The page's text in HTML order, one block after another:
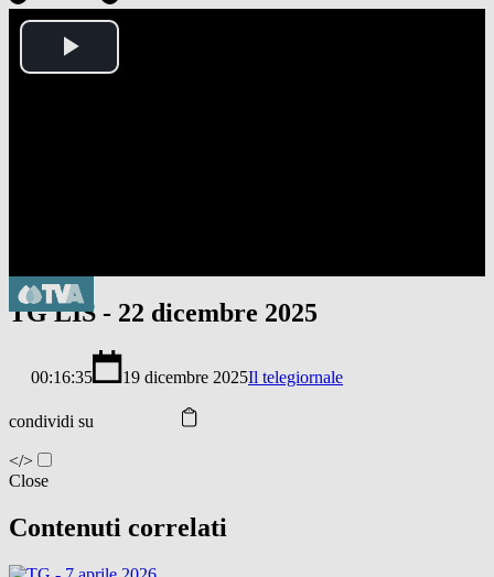
Play
TG LIS - 22 dicembre 2025
00:16:35 19 dicembre 2025Il telegiornale
condividi su
</>
Close
Contenuti correlati